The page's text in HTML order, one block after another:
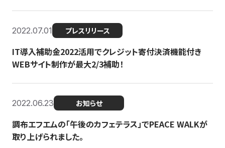
2022.07.01 プレスリリース
IT導入補助金2022活用でクレジット寄付決済機能付き
WEBサイト制作が最大2/3補助！
2022.06.23 お知らせ
調布エフエムの「午後のカフェテラス」でPEACE WALKが
取り上げられました。